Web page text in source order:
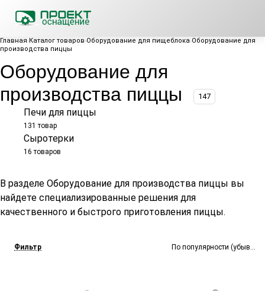
Главная Каталог товаров Оборудование для пищеблока Оборудование для
производства пиццы
Оборудование для
производства пиццы
147
Печи для пиццы
131 товар
Сыротерки
16 товаров
В разделе Оборудование для производства пиццы вы
найдете специализированные решения для
качественного и быстрого приготовления пиццы.
Фильтр По популярности